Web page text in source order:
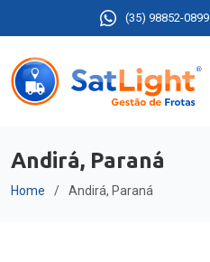
(35) 98852-0899
Andirá, Paraná
Home Andirá, Paraná